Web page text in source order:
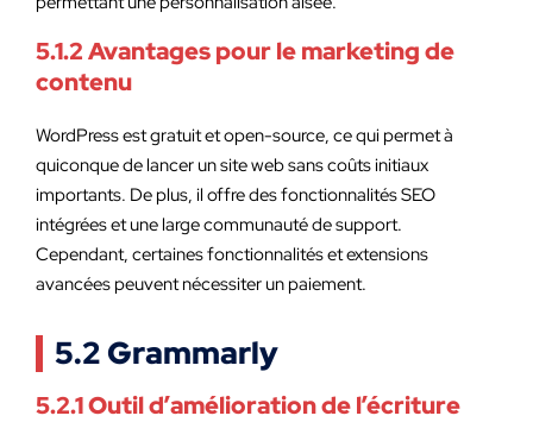
5.1.2 Avantages pour le marketing de
contenu
WordPress est gratuit et open-source, ce qui permet à
quiconque de lancer un site web sans coûts initiaux
importants. De plus, il offre des fonctionnalités SEO
intégrées et une large communauté de support.
Cependant, certaines fonctionnalités et extensions
avancées peuvent nécessiter un paiement.
5.2 Grammarly
5.2.1 Outil d’amélioration de l’écriture